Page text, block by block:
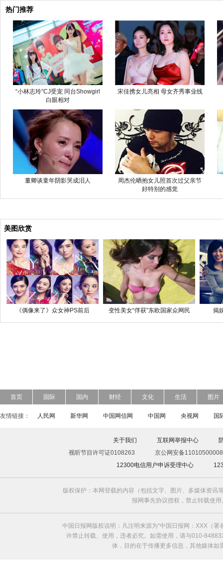
热门推荐
“小林志玲”CJ受宠 同台Showgirl
白眼相对
宋佳携女儿亮相 母女齐秀事业线
董卿谈童年阴影哭成泪人
周杰伦晒抱女儿照首次过父亲节
好特别的感觉
美图欣赏
《偶像来了》众女神PS前后 变性美女“俘获”东欧国家众网民 揭
首页 国际 国内 财经 文化 生活 图片
友情链接： 人民网 新华网 中国网信网 中国网 央视网 国
关于我们 互联网举报中心
视听节目许可证0108263
京公网安备
12300电信用户申诉受理中心
版权保护：本网登载的内容（包括文字、图片、多媒体资
报网事先协议授权，禁止转载使
中国日报网版权说明：凡注明来源为“中国日报网：XXX（
许禁止转载、使用，违者必究。如需使用，请与010-
体，目的在于传播更多信息，其他媒体